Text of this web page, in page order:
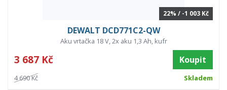
22% / -1 003 Kč
DEWALT DCD771C2-QW
Aku vrtačka 18 V, 2x aku 1,3 Ah, kufr
3 687 Kč Koupit
4 690 Kč Skladem